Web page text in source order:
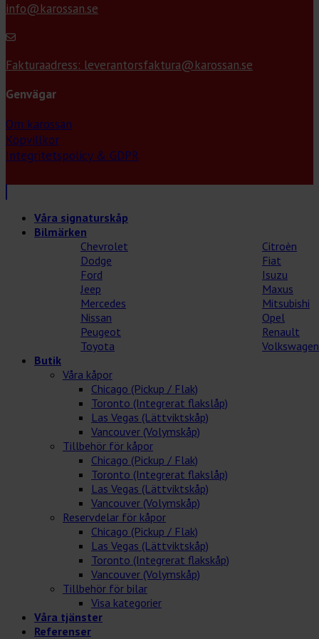
info@karossan.se
Fakturaadress: leverantorsfaktura@karossan.se
Genvägar
Om karossan
Köpvillkor
Integritetspolicy & GDPR
Våra signaturskåp
Bilmärken
Chevrolet
Citroèn
Dodge
Fiat
Ford
Isuzu
Jeep
Maxus
Mercedes
Mitsubishi
Nissan
Opel
Peugeot
Renault
Toyota
Volkswagen
Butik
Våra kåpor
Chicago (Pickup / Flak)
Toronto (Integrerat flakslåp)
Las Vegas (Lättviktskåp)
Vancouver (Volymskåp)
Tillbehör för kåpor
Chicago (Pickup / Flak)
Toronto (Integrerat flakslåp)
Las Vegas (Lättviktskåp)
Vancouver (Volymskåp)
Reservdelar för kåpor
Chicago (Pickup / Flak)
Las Vegas (Lättviktskåp)
Toronto (Integrerat flakskåp)
Vancouver (Volymskåp)
Tillbehör för bilar
Visa kategorier
Våra tjänster
Referenser